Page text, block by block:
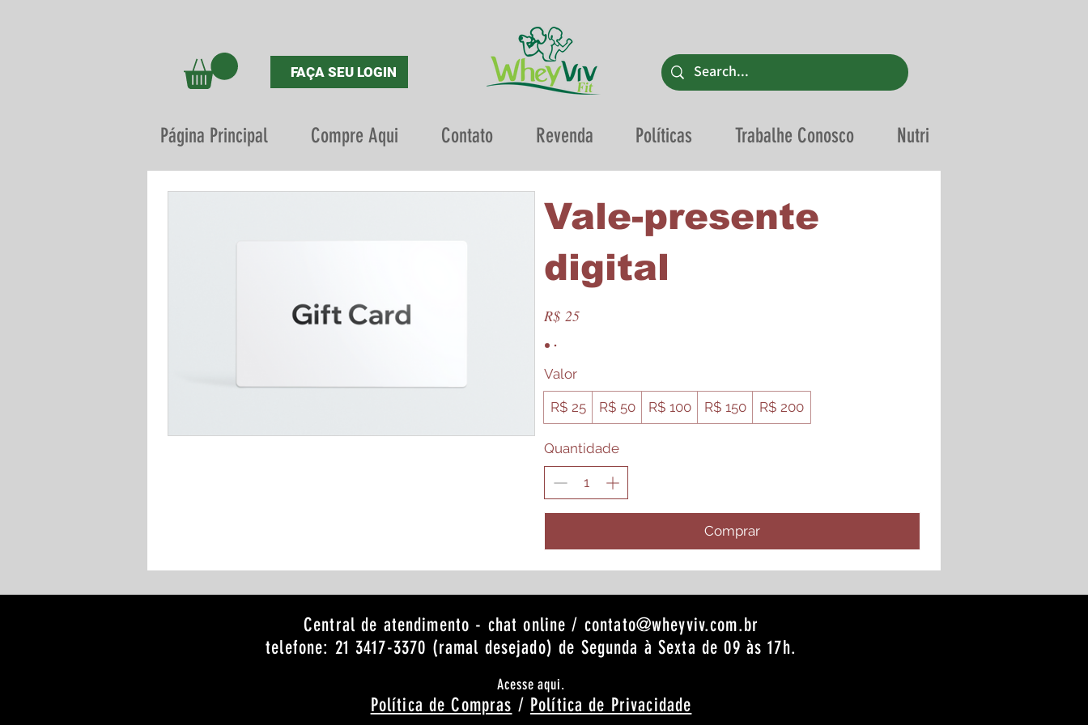
FAÇA SEU LOGIN
Página Principal Compre Aqui Contato Revenda Políticas Trabalhe Conosco Nutri
Vale-presente
digital
R$ 25
Valor
R$ 25 R$ 50 R$ 100 R$ 150 R$ 200
Quantidade
Comprar
Central de atendimento - chat online / contato@wheyviv.com.br
telefone: 21 3417-3370 (ramal desejado) de Segunda à Sexta de 09 às 17h.
Acesse aqui.
Política de Compras / Política de Privacidade